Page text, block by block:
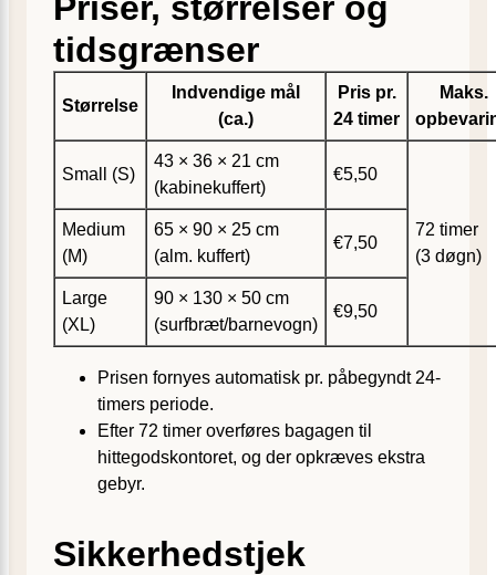
tidsgrænser
Størrelse
Indvendige mål
(ca.)
Pris pr.
24 timer
Maks.
Small (S)
43 × 36 × 21 cm
(kabinekuffert)
€5,50
72 timer
(3 døgn)
Medium
(M)
65 × 90 × 25 cm
(alm. kuffert)
€7,50
Large
(XL)
90 × 130 × 50 cm
(surfbræt/barnevogn)
€9,50
Prisen fornyes automatisk pr. påbegyndt 24-
timers periode.
Efter 72 timer overføres bagagen til
hittegodskontoret, og der opkræves ekstra
gebyr.
Sikkerhedstjek